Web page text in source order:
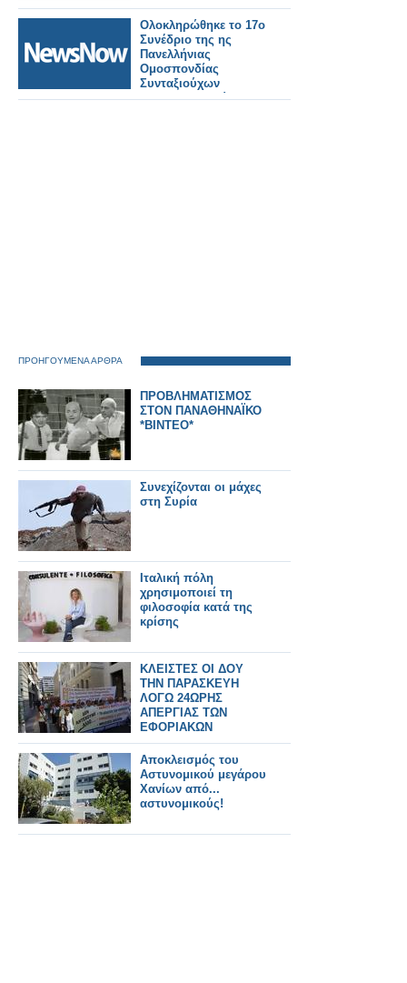
Ολοκληρώθηκε το 17ο
Συνέδριο της ης
Πανελλήνιας
Ομοσπονδίας
Συνταξιούχων
Σιδηροδρομικών
ΠΡΟΗΓΟΥΜΕΝΑ ΑΡΘΡΑ
ΠΡΟΒΛΗΜΑΤΙΣΜΟΣ
ΣΤΟΝ ΠΑΝΑΘΗΝΑΪΚΟ
*BINTEO*
Συνεχίζονται οι μάχες
στη Συρία
Ιταλική πόλη
χρησιμοποιεί τη
φιλοσοφία κατά της
κρίσης
ΚΛΕΙΣΤΕΣ ΟΙ ΔΟΥ
ΤΗΝ ΠΑΡΑΣΚΕΥΗ
ΛΟΓΩ 24ΩΡΗΣ
ΑΠΕΡΓΙΑΣ ΤΩΝ
ΕΦΟΡΙΑΚΩΝ
Αποκλεισμός του
Αστυνομικού μεγάρου
Χανίων από...
αστυνομικούς!